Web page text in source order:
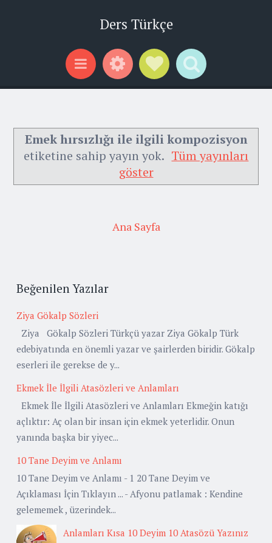
Ders Türkçe
Menu WidgetsSocial Links
Search
Emek hırsızlığı ile ilgili kompozisyon
etiketine sahip yayın yok. Tüm yayınları
göster
Ana Sayfa
Beğenilen Yazılar
Ziya Gökalp Sözleri
Ziya Gökalp Sözleri Türkçü yazar Ziya Gökalp Türk
edebiyatında en önemli yazar ve şairlerden biridir. Gökalp
eserleri ile gerekse de y...
Ekmek İle İlgili Atasözleri ve Anlamları
Ekmek İle İlgili Atasözleri ve Anlamları Ekmeğin katığı
açlıktır: Aç olan bir insan için ekmek yeterlidir. Onun
yanında başka bir yiyec...
10 Tane Deyim ve Anlamı
10 Tane Deyim ve Anlamı - 1 20 Tane Deyim ve
Açıklaması İçin Tıklayın ... - Afyonu patlamak : Kendine
gelememek , üzerindek...
Anlamları Kısa 10 Deyim 10 Atasözü Yazınız